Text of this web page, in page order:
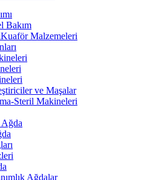
Bakım
Kuaför Malzemeleri
ve Maşalar
Steril Makineleri
Ağdalar